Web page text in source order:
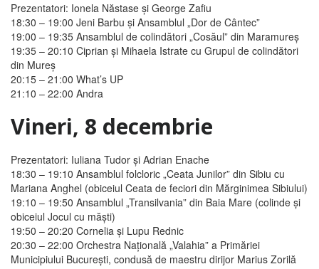
Prezentatori: Ionela Năstase şi George Zafiu
18:30 – 19:00 Jeni Barbu şi Ansamblul „Dor de Cântec”
19:00 – 19:35 Ansamblul de colindători „Cosăul” din Maramureş
19:35 – 20:10 Ciprian şi Mihaela Istrate cu Grupul de colindători
din Mureş
20:15 – 21:00 What’s UP
21:10 – 22:00 Andra
Vineri, 8 decembrie
Prezentatori: Iuliana Tudor şi Adrian Enache
18:30 – 19:10 Ansamblul folcloric „Ceata Junilor” din Sibiu cu
Mariana Anghel (obiceiul Ceata de feciori din Mărginimea Sibiului)
19:10 – 19:50 Ansamblul „Transilvania” din Baia Mare (colinde şi
obiceiul Jocul cu măşti)
19:50 – 20:20 Cornelia şi Lupu Rednic
20:30 – 22:00 Orchestra Naţională „Valahia” a Primăriei
Municipiului Bucureşti, condusă de maestru dirijor Marius Zorilă